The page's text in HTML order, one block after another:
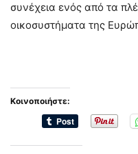
συνέχεια ενός από τα
οικοσυστήματα της
Κοινοποιήστε: